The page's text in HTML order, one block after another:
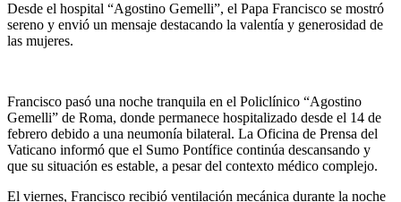
Desde el hospital “Agostino Gemelli”, el Papa Francisco se mostró
sereno y envió un mensaje destacando la valentía y generosidad de
las mujeres.
Francisco pasó una noche tranquila en el Policlínico “Agostino
Gemelli” de Roma, donde permanece hospitalizado desde el 14 de
febrero debido a una neumonía bilateral. La Oficina de Prensa del
Vaticano informó que el Sumo Pontífice continúa descansando y
que su situación es estable, a pesar del contexto médico complejo.
El viernes, Francisco recibió ventilación mecánica durante la noche